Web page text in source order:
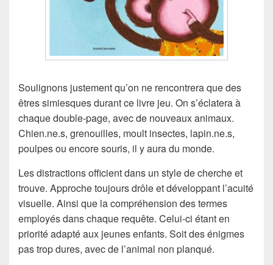
Soulignons justement qu’on ne rencontrera que des
êtres simiesques durant ce livre jeu. On s’éclatera à
chaque double-page, avec de nouveaux animaux.
Chien.ne.s, grenouilles, moult insectes, lapin.ne.s,
poulpes ou encore souris, il y aura du monde.
Les distractions officient dans un style de cherche et
trouve. Approche toujours drôle et développant l’acuité
visuelle. Ainsi que la compréhension des termes
employés dans chaque requête. Celui-ci étant en
priorité adapté aux jeunes enfants. Soit des énigmes
pas trop dures, avec de l’animal non planqué.